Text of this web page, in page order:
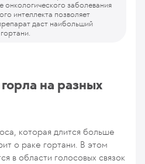
онкологического заболевания
интеллекта позволяет
даст наибольший
на разных
которая длится больше
о раке гортани. В этом
в области голосовых связок